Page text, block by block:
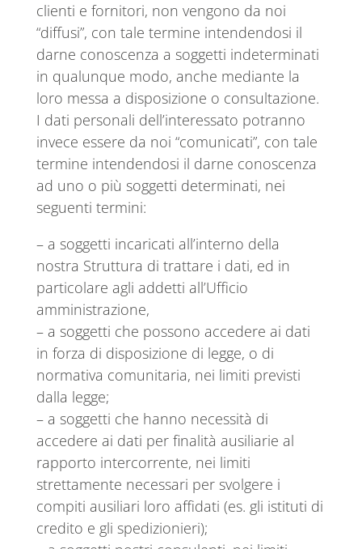
clienti e fornitori, non vengono da noi
“diffusi”, con tale termine intendendosi il
darne conoscenza a soggetti indeterminati
in qualunque modo, anche mediante la
loro messa a disposizione o consultazione.
I dati personali dell’interessato potranno
invece essere da noi “comunicati”, con tale
termine intendendosi il darne conoscenza
ad uno o più soggetti determinati, nei
seguenti termini:
– a soggetti incaricati all’interno della
nostra Struttura di trattare i dati, ed in
particolare agli addetti all’Ufficio
amministrazione,
– a soggetti che possono accedere ai dati
in forza di disposizione di legge, o di
normativa comunitaria, nei limiti previsti
dalla legge;
– a soggetti che hanno necessità di
accedere ai dati per finalità ausiliarie al
rapporto intercorrente, nei limiti
strettamente necessari per svolgere i
compiti ausiliari loro affidati (es. gli istituti di
credito e gli spedizionieri);